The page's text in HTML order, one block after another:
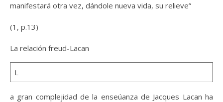
manifestará otra vez, dándole nueva vida, su relieve”
(1, p.13)
La relación freud-Lacan
L
a gran complejidad de la enseúanza de Jacques Lacan ha